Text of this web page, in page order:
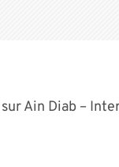
Ain Diab –